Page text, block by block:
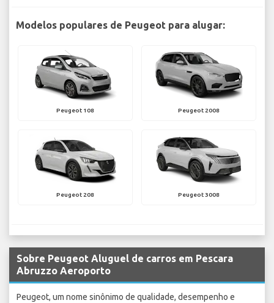
Modelos populares de Peugeot para alugar:
Peugeot 108 Peugeot 2008
Peugeot 208 Peugeot 3008
Sobre Peugeot Aluguel de carros em Pescara
Abruzzo Aeroporto
Peugeot, um nome sinônimo de qualidade, desempenho e